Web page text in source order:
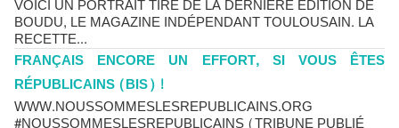
VOICI UN PORTRAIT TIRÉ DE LA DERNIÈRE ÉDITION DE
BOUDU, LE MAGAZINE INDÉPENDANT TOULOUSAIN. LA
RECETTE...
FRANÇAIS ENCORE UN EFFORT, SI VOUS ÊTES
RÉPUBLICAINS (BIS) !
WWW.NOUSSOMMESLESREPUBLICAINS.ORG